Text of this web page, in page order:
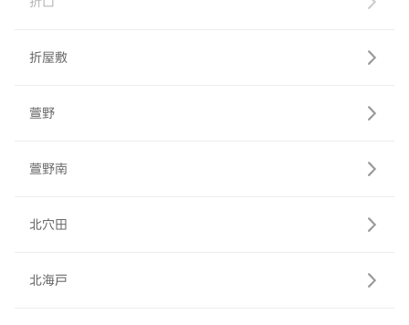
折屋敷
萱野
萱野南
北穴田
北海戸